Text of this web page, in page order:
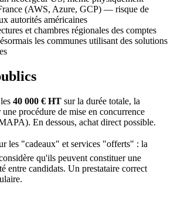
(AWS, Azure, GCP) — risque de
autorités américaines
et chambres régionales des comptes
les communes utilisant des solutions
40 000 € HT sur la durée totale, la
procédure de mise en concurrence
En dessous, achat direct possible.
les "cadeaux" et services "offerts" : la
qu'ils peuvent constituer une
entre candidats. Un prestataire correct